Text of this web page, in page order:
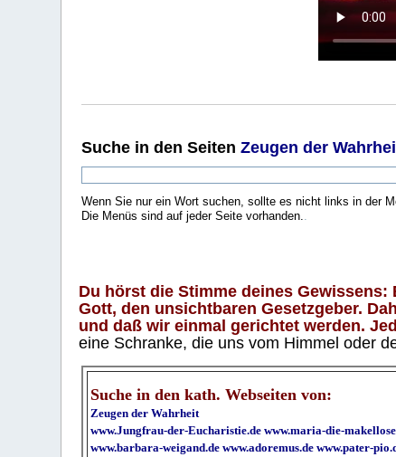
Suche in den SeitenZeugen der
Wenn Sie nur ein Wort suchen, sollte es nicht links in der
Die Menüs sind auf jeder Seite vorhanden..
Du hörst die Stimme deines
Gott, den unsichtbaren Gesetzgeber.
und daß wir einmal gerichtet werden.
eine Schranke, die uns vom Himmel oder
Suche in den kath. Webseiten von:
Zeugen der Wahrheit
www.Jungfrau-der-Eucharistie.de www.maria-die-
www.barbara-weigand.de www.adoremus.de www.pater-